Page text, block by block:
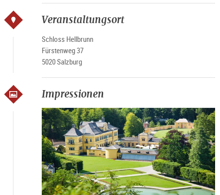
Veranstaltungsort
Schloss Hellbrunn
Fürstenweg 37
5020 Salzburg
Impressionen